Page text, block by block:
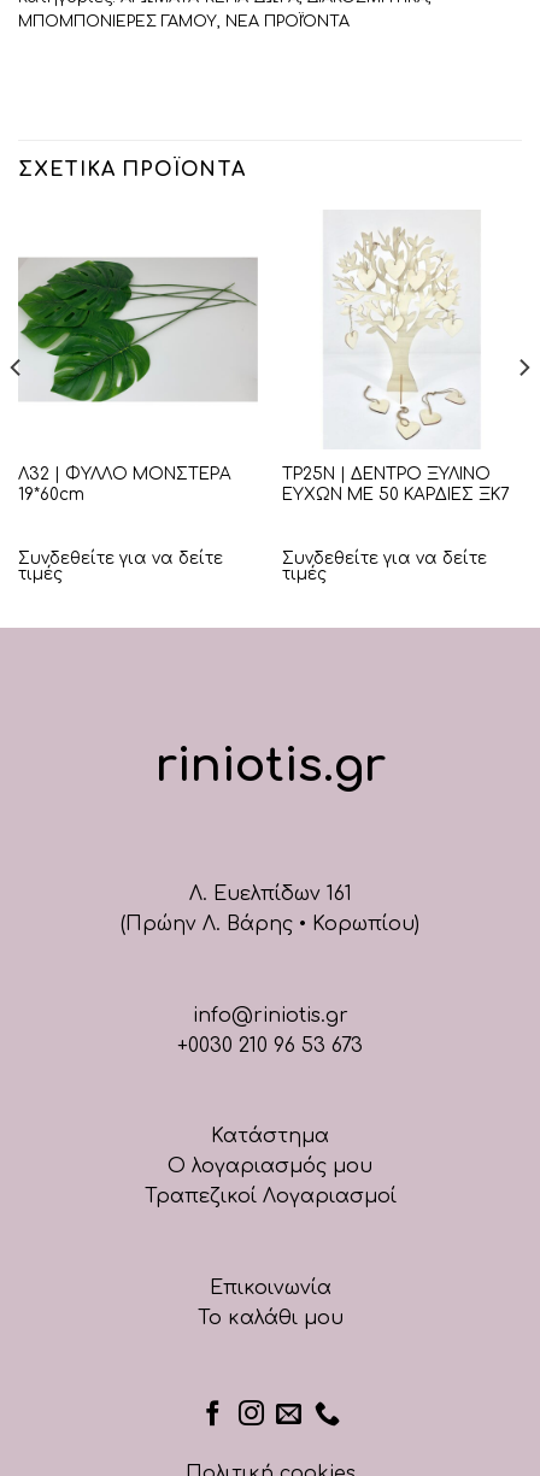
ΜΠΟΜΠΟΝΙΕΡΕΣ ΓΑΜΟΥ, ΝΕΑ ΠΡΟΪΌΝΤΑ
ΣΧΕΤΙΚΆ ΠΡΟΪΌΝΤΑ
Λ32 | ΦΥΛΛΟ ΜΟΝΣΤΕΡΑ
19*60cm
Συνδεθείτε για να δείτε
τιμές
ΤΡ25Ν | ΔΕΝΤΡΟ ΞΥΛΙΝΟ
ΕΥΧΩΝ ΜΕ 50 ΚΑΡΔΙΕΣ ΞΚ7
Συνδεθείτε για να δείτε
τιμές
riniotis.gr
Λ. Ευελπίδων 161
(Πρώην Λ. Βάρης • Κορωπίου)
info@riniotis.gr
+0030 210 96 53 673
Κατάστημα
Ο λογαριασμός μου
Τραπεζικοί Λογαριασμοί
Επικοινωνία
Το καλάθι μου